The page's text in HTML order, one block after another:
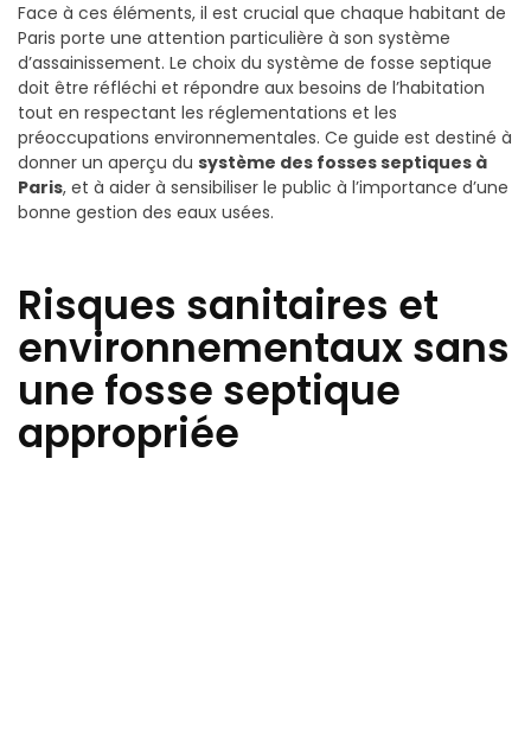
Face à ces éléments, il est crucial que chaque habitant de
Paris porte une attention particulière à son système
d’assainissement. Le choix du système de fosse septique
doit être réfléchi et répondre aux besoins de l’habitation
tout en respectant les réglementations et les
préoccupations environnementales. Ce guide est destiné à
donner un aperçu du système des fosses septiques à
Paris, et à aider à sensibiliser le public à l’importance d’une
bonne gestion des eaux usées.
Risques sanitaires et
environnementaux sans
une fosse septique
appropriée